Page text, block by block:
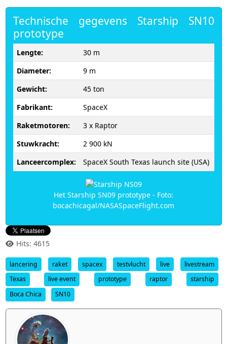
Technische gegevens Starship SN10
prototype
Lengte:
30 m
Diameter:
9 m
Gewicht:
45 ton
Fabrikant:
SpaceX
Raketmotoren:
3 x Raptor
Stuwkracht:
2 900 kN
Lanceercomplex:
SpaceX South Texas launch site (USA)
Het Starship SN09 prototype - Foto:
bocachicagal/NASASpaceFlight.com
Hits: 4615
lancering raket spacex testvlucht live
livestream
Texas
live event prototype raptor
starship
Boca Chica
SN10